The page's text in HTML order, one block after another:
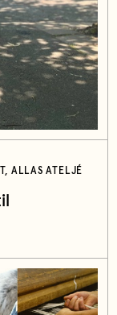
ALLAS ATELJÉ